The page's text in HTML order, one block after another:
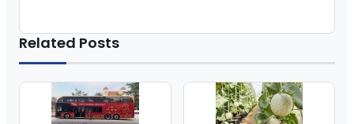
Related Posts